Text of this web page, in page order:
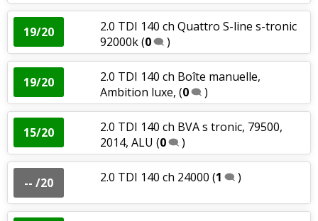
19/20
2.0 TDI 140 ch Quattro S-line s-tronic
92000k(0 )
19/20
2.0 TDI 140 ch Boîte manuelle,
Ambition luxe, (0 )
15/20
2.0 TDI 140 ch BVA s tronic, 79500,
2014, ALU (0 )
-- /20 2.0 TDI 140 ch 24000 (1 )